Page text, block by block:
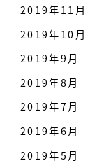
2019年11月
2019年10月
2019年9月
2019年8月
2019年7月
2019年6月
2019年5月